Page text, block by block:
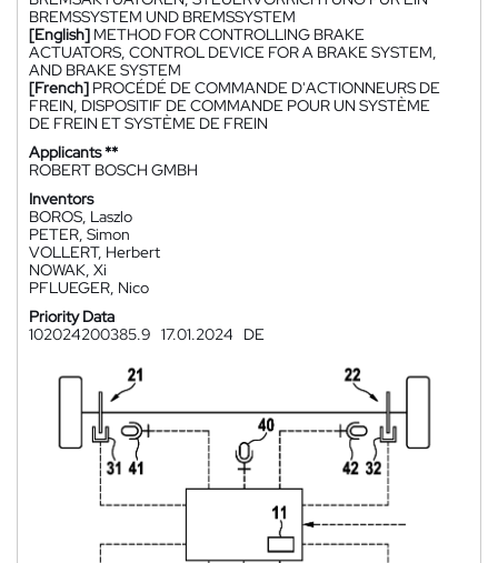
BREMSSYSTEM UND BREMSSYSTEM
[English] METHOD FOR CONTROLLING BRAKE
ACTUATORS, CONTROL DEVICE FOR A BRAKE SYSTEM,
AND BRAKE SYSTEM
[French] PROCÉDÉ DE COMMANDE D'ACTIONNEURS DE
FREIN, DISPOSITIF DE COMMANDE POUR UN SYSTÈME
DE FREIN ET SYSTÈME DE FREIN
Applicants **
ROBERT BOSCH GMBH
Inventors
BOROS, Laszlo
PETER, Simon
VOLLERT, Herbert
NOWAK, Xi
PFLUEGER, Nico
Priority Data
102024200385.9 17.01.2024 DE